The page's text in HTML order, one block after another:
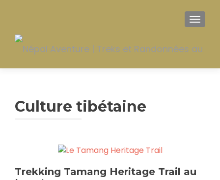
Culture tibétaine
Trekking Tamang Heritage Trail au